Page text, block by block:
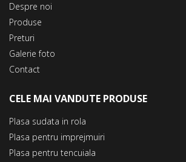
Despre noi
Produse
Preturi
Galerie foto
Contact
CELE MAI VANDUTE PRODUSE
Plasa sudata in rola
Plasa pentru imprejmuiri
Plasa pentru tencuiala